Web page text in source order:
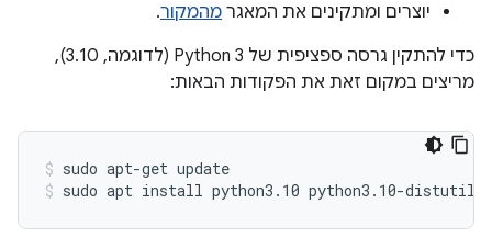
יוצרים ומתקינים את המאגר מהמקור.
כדי להתקין גרסה ספציפית של Python 3 (לדוגמה, 3.10),
מריצים במקום זאת את הפקודות הבאות:
sudo apt-get update
sudo apt install python3.10 python3.10-distutils